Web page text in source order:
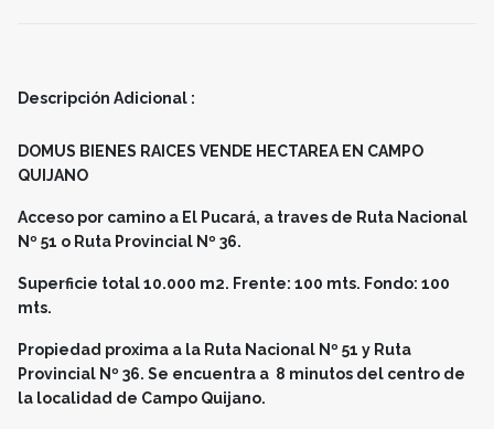
Descripción Adicional :
DOMUS BIENES RAICES VENDE HECTAREA EN CAMPO
QUIJANO
Acceso por camino a El Pucará, a traves de Ruta Nacional
Nº 51 o Ruta Provincial Nº 36.
Superficie total 10.000 m2. Frente: 100 mts. Fondo: 100
mts.
Propiedad proxima a la Ruta Nacional Nº 51 y Ruta
Provincial Nº 36. Se encuentra a 8 minutos del centro de
la localidad de Campo Quijano.